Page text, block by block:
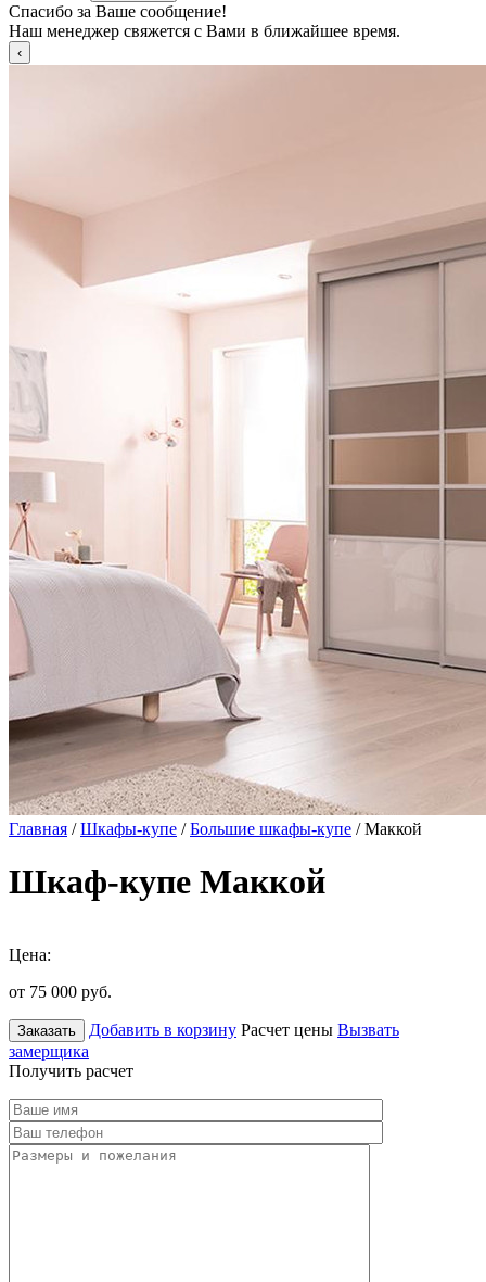
Спасибо за Ваше сообщение!
Наш менеджер свяжется с Вами в ближайшее время.
Главная /Шкафы-купе /Большие шкафы-купе / Маккой
Шкаф-купе Маккой
Цена:
от 75 000 руб.
Заказать Добавить в корзину Расчет цены Вызвать
замерщика
Получить расчет